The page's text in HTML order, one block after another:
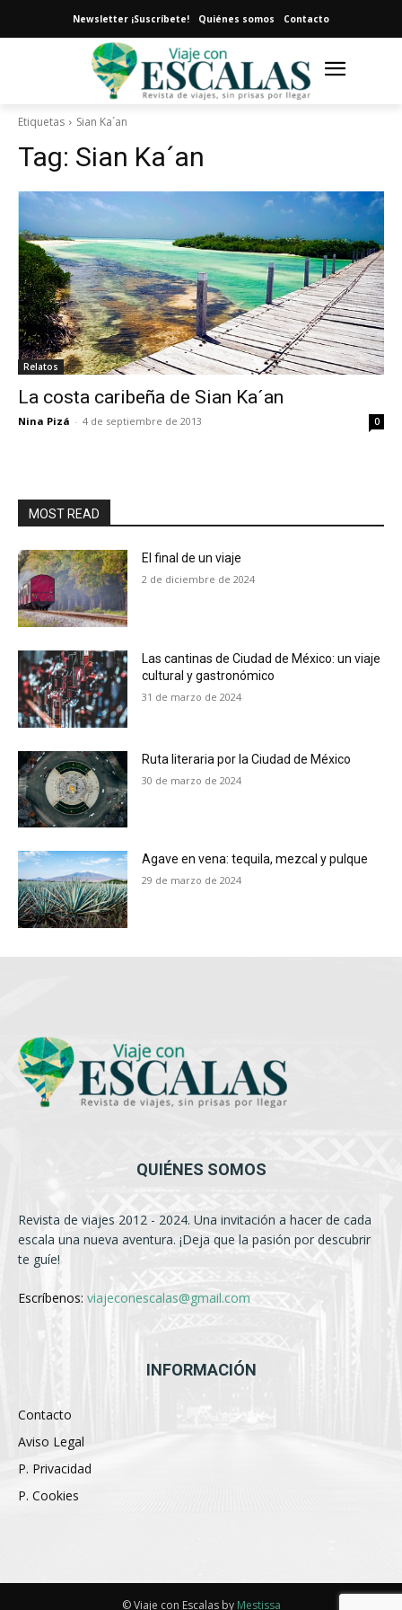
Newsletter ¡Suscríbete! Quiénes somos Contacto
Etiquetas Sian Ka´an
Tag: Sian Ka´an
Relatos
La costa caribeña de Sian Ka´an
Nina Pizá - 4 de septiembre de 2013 0
MOST READ
El final de un viaje
2 de diciembre de 2024
Las cantinas de Ciudad de México: un viaje
cultural y gastronómico
31 de marzo de 2024
Ruta literaria por la Ciudad de México
30 de marzo de 2024
Agave en vena: tequila, mezcal y pulque
29 de marzo de 2024
QUIÉNES SOMOS
Revista de viajes 2012 - 2024. Una invitación a hacer de cada
escala una nueva aventura. ¡Deja que la pasión por descubrir
te guíe!
Escríbenos: viajeconescalas@gmail.com
INFORMACIÓN
Contacto
Aviso Legal
P. Privacidad
P. Cookies
© Viaje con Escalas by Mestissa